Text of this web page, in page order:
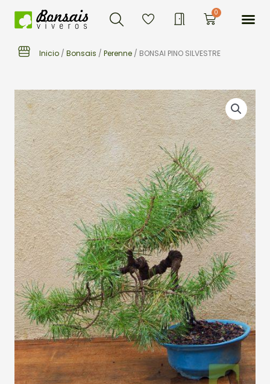
Buscar 0Carrito
Inicio / Bonsais / Perenne / BONSAI PINO SILVESTRE